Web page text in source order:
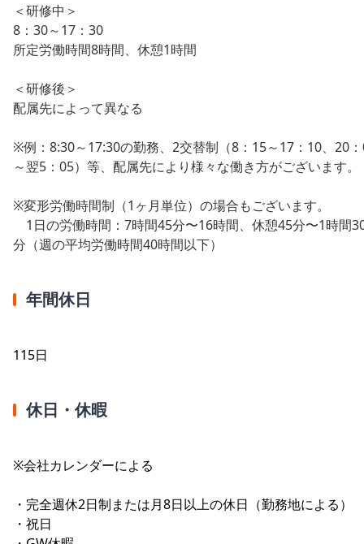
＜研修中＞
8：30～17：30
所定労働時間8時間、休憩1時間
＜研修後＞
配属先によって異なる
※例：8:30～17:30の勤務、2交替制（8：15～17：10、20
～翌5：05）等、配属先により様々な働き方がございます。
※変形労働時間制（1ヶ月単位）の場合もございます。
1日の労働時間：7時間45分〜16時間、休憩45分〜1時間
分（週の平均労働時間40時間以下）
年間休日
115日
休日・休暇
※会社カレンダーによる
・完全週休2日制または月8日以上の休日（勤務地による）
・祝日